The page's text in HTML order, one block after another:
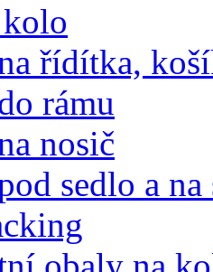
řídítka,
rámu
nosič
sedlo a